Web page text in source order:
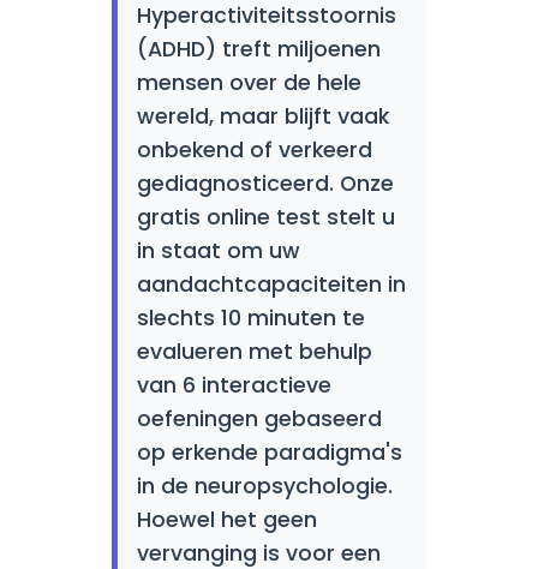
Hyperactiviteitsstoornis
(ADHD) treft miljoenen
mensen over de hele
wereld, maar blijft vaak
onbekend of verkeerd
gediagnosticeerd. Onze
gratis online test stelt u
in staat om uw
aandachtcapaciteiten in
slechts 10 minuten te
evalueren met behulp
van 6 interactieve
oefeningen gebaseerd
op erkende paradigma's
in de neuropsychologie.
Hoewel het geen
vervanging is voor een